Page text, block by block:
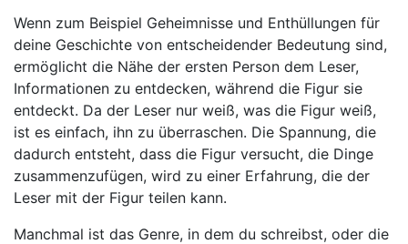
Wenn zum Beispiel Geheimnisse und Enthüllungen für
deine Geschichte von entscheidender Bedeutung sind,
ermöglicht die Nähe der ersten Person dem Leser,
Informationen zu entdecken, während die Figur sie
entdeckt. Da der Leser nur weiß, was die Figur weiß,
ist es einfach, ihn zu überraschen. Die Spannung, die
dadurch entsteht, dass die Figur versucht, die Dinge
zusammenzufügen, wird zu einer Erfahrung, die der
Leser mit der Figur teilen kann.
Manchmal ist das Genre, in dem du schreibst, oder die